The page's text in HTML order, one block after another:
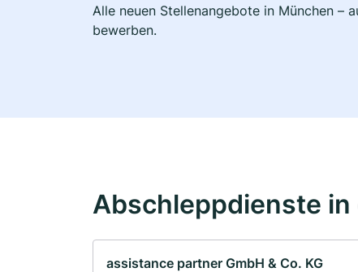
Alle neuen Stellenangebote in München –
bewerben.
Abschleppdienste in
assistance partner GmbH & Co. KG